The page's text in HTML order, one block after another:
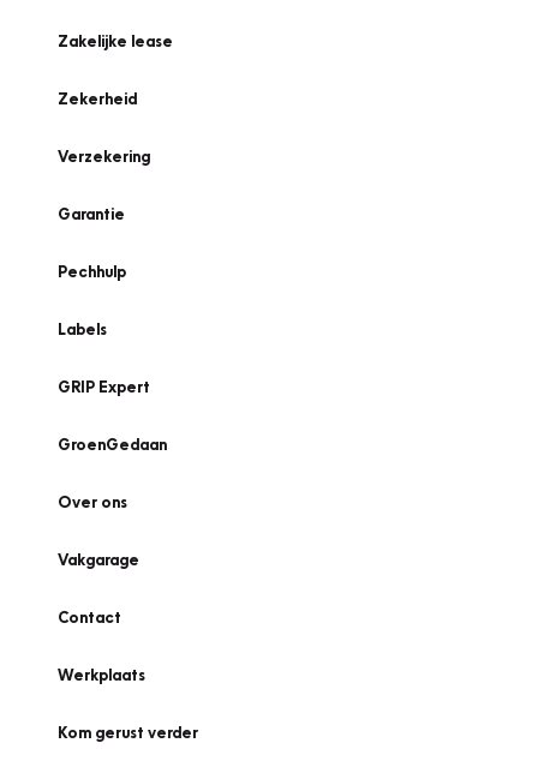
Zakelijke lease
Zekerheid
Verzekering
Garantie
Pechhulp
Labels
GRIP Expert
GroenGedaan
Over ons
Vakgarage
Contact
Werkplaats
Kom gerust verder